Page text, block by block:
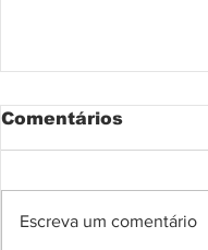
Comentários
Escreva um comentário